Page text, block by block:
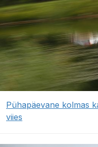
Pühapäevane kolmas
viies